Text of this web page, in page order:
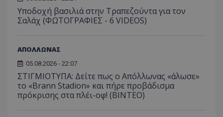
Υποδοχή βασιλιά στην Τραπεζούντα για τον
Σαλάχ (ΦΩΤΟΓΡΑΦΙΕΣ - 6 VIDEOS)
ΑΠΟΛΛΩΝΑΣ
05.08.2026 - 22:07
ΣΤΙΓΜΙΟΤΥΠΑ: Δείτε πως ο Απόλλωνας «άλωσε»
το «Brann Stadion» και πήρε προβάδισμα
πρόκρισης στα πλέι-οφ! (ΒΙΝΤΕΟ)